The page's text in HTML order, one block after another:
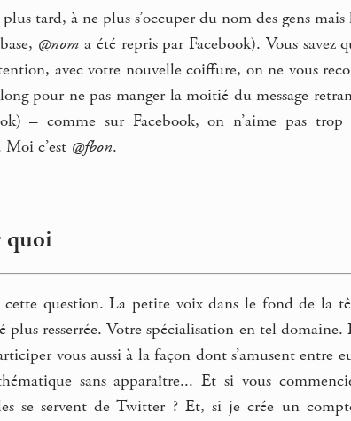
plus tard, à ne plus s’occuper du nom des gens
@nom a été repris par Facebook). Vous savez
avec votre nouvelle coiffure, on ne vous
pour ne pas manger la moitié du message
– comme sur Facebook, on n’aime pas
Moi c’est @fbon.
quoi
question. La petite voix dans le fond de la
resserrée. Votre spécialisation en tel domaine.
vous aussi à la façon dont s’amusent
sans apparaître... Et si vous
se servent de Twitter ? Et, si je crée un